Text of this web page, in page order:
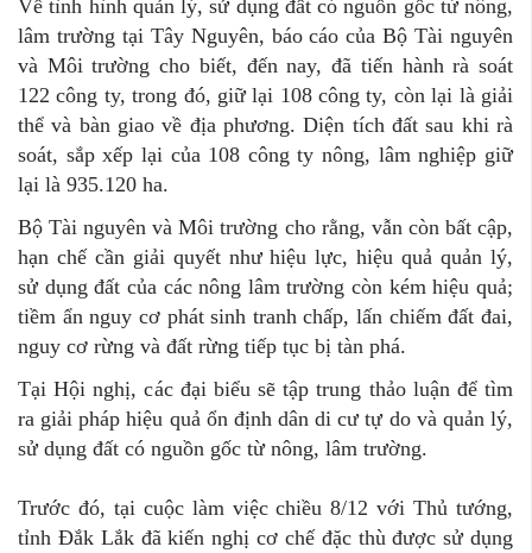
Về tình hình quản lý, sử dụng đất có nguồn gốc từ nông,
lâm trường tại Tây Nguyên, báo cáo của Bộ Tài nguyên
và Môi trường cho biết, đến nay, đã tiến hành rà soát
122 công ty, trong đó, giữ lại 108 công ty, còn lại là giải
thể và bàn giao về địa phương. Diện tích đất sau khi rà
soát, sắp xếp lại của 108 công ty nông, lâm nghiệp giữ
lại là 935.120 ha.
Bộ Tài nguyên và Môi trường cho rằng, vẫn còn bất cập,
hạn chế cần giải quyết như hiệu lực, hiệu quả quản lý,
sử dụng đất của các nông lâm trường còn kém hiệu quả;
tiềm ẩn nguy cơ phát sinh tranh chấp, lấn chiếm đất đai,
nguy cơ rừng và đất rừng tiếp tục bị tàn phá.
Tại Hội nghị, các đại biểu sẽ tập trung thảo luận để tìm
ra giải pháp hiệu quả ổn định dân di cư tự do và quản lý,
sử dụng đất có nguồn gốc từ nông, lâm trường.
Trước đó, tại cuộc làm việc chiều 8/12 với Thủ tướng,
tỉnh Đắk Lắk đã kiến nghị cơ chế đặc thù được sử dụng